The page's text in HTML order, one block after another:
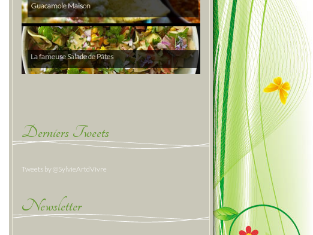
Guacamole Maison
La fameuse Salade de Pâtes
Derniers Tweets
Tweets by @SylvieArtdVivre
Newsletter